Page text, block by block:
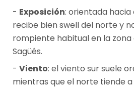
Exposición: orientada
recibe bien swell del norte y
rompiente habitual en la
Sagüés.
Viento: el viento sur suele
mientras que el norte tiende